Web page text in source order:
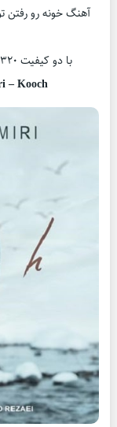
آهنگ خونه رو رفتن
با دو کیفیت ۳۲۰ و ۱۲۸ همراه متن کامل آهنگ در موزیک آس
– Kooch